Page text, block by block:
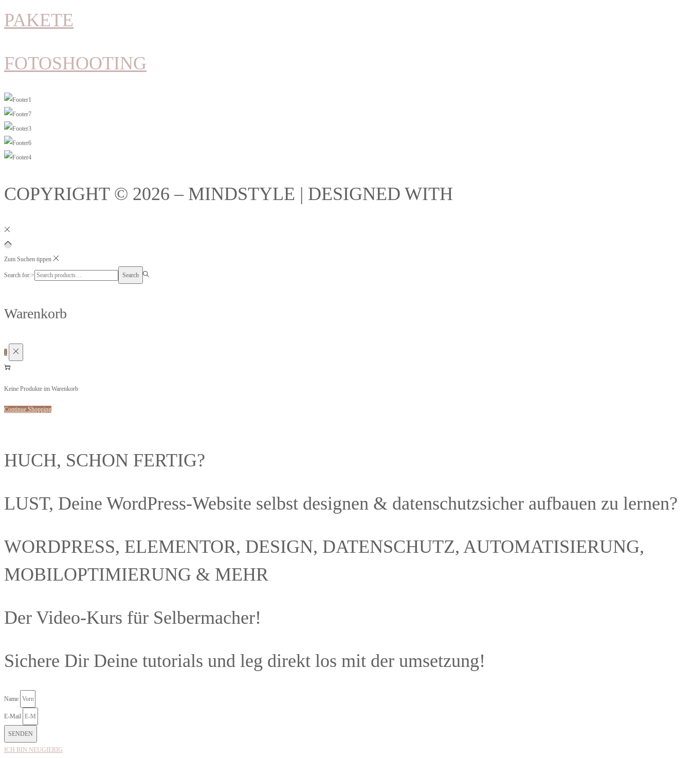
PAKETE
FOTOSHOOTING
COPYRIGHT © 2026 – MINDSTYLE | DESIGNED WITH
Zum Suchen tippen
Search for:> Search
Warenkorb
0
Keine Produkte im Warenkorb
Continue Shopping
HUCH, SCHON FERTIG?
LUST, Deine WordPress-Website selbst designen & datenschutzsicher aufbauen zu lernen?
WORDPRESS, ELEMENTOR, DESIGN, DATENSCHUTZ, AUTOMATISIERUNG,
MOBILOPTIMIERUNG & MEHR
Der Video-Kurs für Selbermacher!
Sichere Dir Deine tutorials und leg direkt los mit der umsetzung!
Name
E-Mail
SENDEN
ICH BIN NEUGIERIG